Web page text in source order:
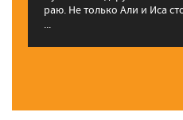
раю. Не только Али и Иса
...